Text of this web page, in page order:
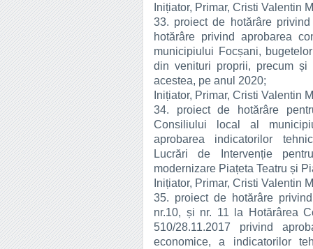
Inițiator, Primar, Cristi Valentin
33. proiect de hotărâre
hotărâre privind aprobarea
municipiului Focșani,
din venituri proprii, precum
acestea, pe anul 2020;
Inițiator, Primar, Cristi Valentin
34. proiect de hotărâre
Consiliului local al
aprobarea indicatorilor
Lucrări de Intervenție
modernizare Piațeta Teatru și
Inițiator, Primar, Cristi Valentin
35. proiect de hotărâre
nr.10, și nr. 11 la Hotărârea
510/28.11.2017 privind
economice, a indicatorilor